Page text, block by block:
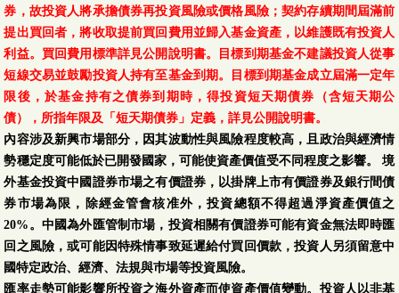
券，故投資人將承擔債券再投資風險或價格風險；契約存續期間屆滿前
提出買回者，將收取提前買回費用並歸入基金資產，以維護既有投資人
利益。買回費用標準詳見公開說明書。目標到期基金不建議投資人從事
短線交易並鼓勵投資人持有至基金到期。目標到期基金成立屆滿一定年
限後，於基金持有之債券到期時，得投資短天期債券（含短天期公
債），所指年限及「短天期債券」定義，詳見公開說明書。
內容涉及新興市場部分，因其波動性與風險程度較高，且政治與經濟情
勢穩定度可能低於已開發國家，可能使資產價值受不同程度之影響。 境
外基金投資中國證券市場之有價證券，以掛牌上市有價證券及銀行間債
券市場為限，除經金管會核准外，投資總額不得超過淨資產價值之
20%。中國為外匯管制市場，投資相關有價證券可能有資金無法即時匯
回之風險，或可能因特殊情事致延遲給付買回價款，投資人另須留意中
國特定政治、經濟、法規與巿場等投資風險。
匯率走勢可能影響所投資之海外資產而使資產價值變動。投資人以非基